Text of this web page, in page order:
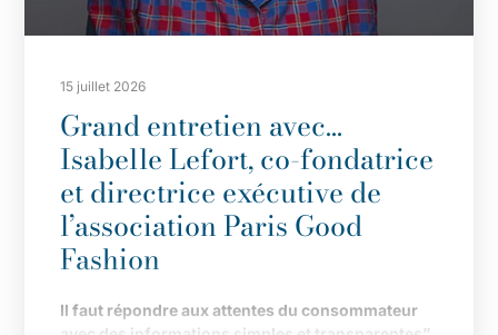
15 juillet 2026
Grand entretien avec…
Isabelle Lefort, co-fondatrice
et directrice exécutive de
l’association Paris Good
Fashion
Il faut répondre aux attentes du consommateur